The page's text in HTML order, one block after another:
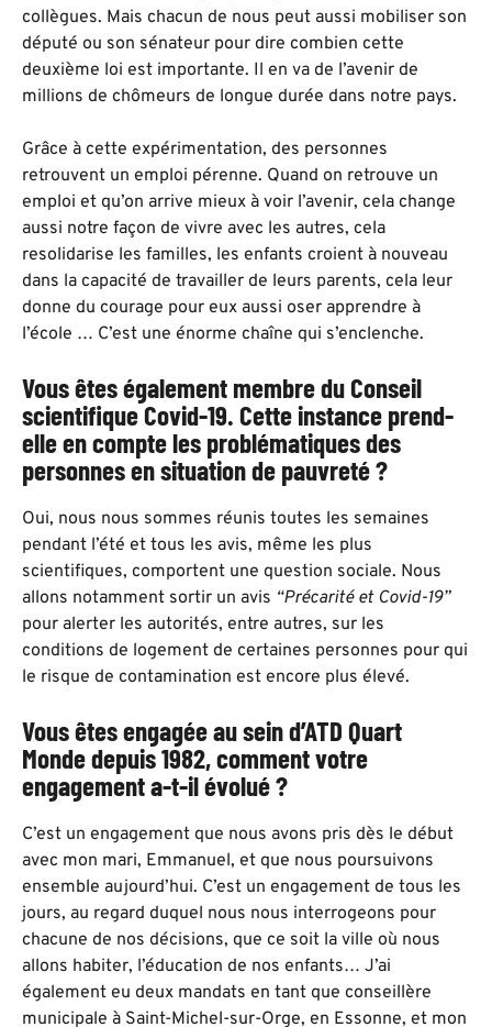
collègues. Mais chacun de nous peut aussi mobiliser son
député ou son sénateur pour dire combien cette
deuxième loi est importante. Il en va de l’avenir de
millions de chômeurs de longue durée dans notre pays.
Grâce à cette expérimentation, des personnes
retrouvent un emploi pérenne. Quand on retrouve un
emploi et qu’on arrive mieux à voir l’avenir, cela change
aussi notre façon de vivre avec les autres, cela
resolidarise les familles, les enfants croient à nouveau
dans la capacité de travailler de leurs parents, cela leur
donne du courage pour eux aussi oser apprendre à
l’école … C’est une énorme chaîne qui s’enclenche.
Vous êtes également membre duConseil
scientifique Covid-19. Cette instance prend-
elle en compte les problématiques des
personnes en situation de pauvreté ?
Oui, nous nous sommes réunis toutes les semaines
pendant l’été et tous les avis, même les plus
scientifiques, comportent une question sociale. Nous
allons notamment sortir un avis “Précarité et Covid-19”
pour alerter les autorités, entre autres, sur les
conditions de logement de certaines personnes pour qui
le risque de contamination est encore plus élevé.
Vous êtes engagée au sein d’ATD Quart
Monde depuis 1982, comment votre
engagement a-t-il évolué ?
C’est un engagement que nous avons pris dès le début
avec mon mari, Emmanuel, et que nous poursuivons
ensemble aujourd’hui. C’est un engagement de tous les
jours, au regard duquel nous nous interrogeons pour
chacune de nos décisions, que ce soit la ville où nous
allons habiter, l’éducation de nos enfants… J’ai
également eu deux mandats en tant que conseillère
municipale à Saint-Michel-sur-Orge, en Essonne, et mon